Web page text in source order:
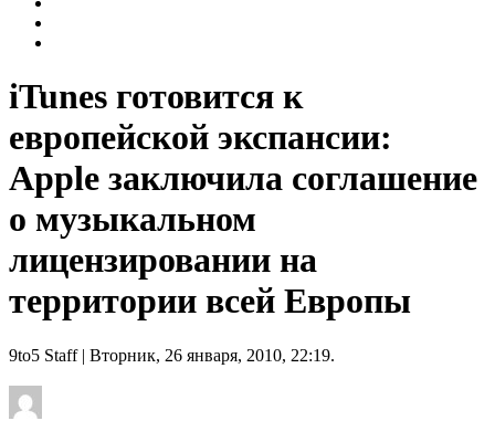
iTunes готовится к
европейской экспансии:
Apple заключила соглашение
о музыкальном
лицензировании на
территории всей Европы
9to5 Staff| Вторник, 26 января, 2010, 22:19.